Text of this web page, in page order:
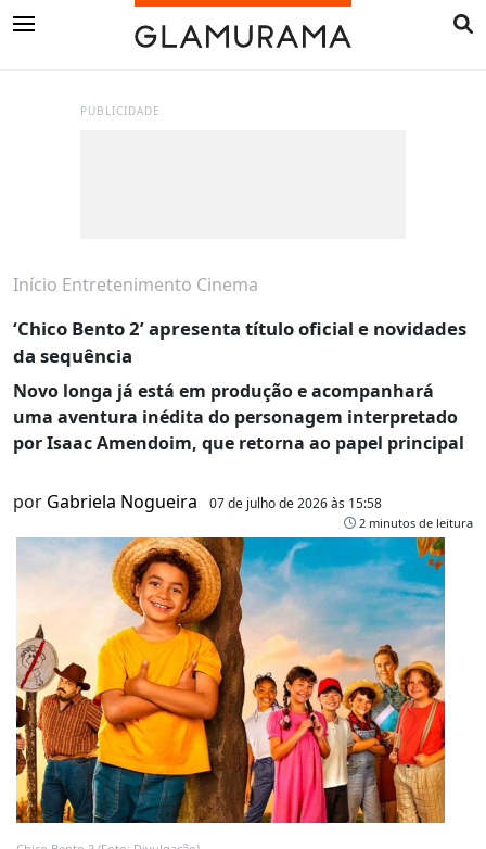
PUBLICIDADE
Início Entretenimento Cinema
‘Chico Bento 2’ apresenta título oficial e novidades
da sequência
Novo longa já está em produção e acompanhará
uma aventura inédita do personagem interpretado
por Isaac Amendoim, que retorna ao papel principal
por Gabriela Nogueira 07 de julho de 2026 às 15:58
2 minutos de leitura